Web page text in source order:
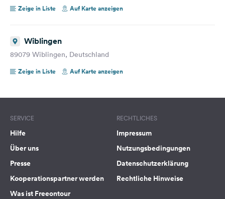
Zeige in Liste
Auf Karte anzeigen
Wiblingen
89079 Wiblingen, Deutschland
Zeige in Liste
Auf Karte anzeigen
SERVICE
Hilfe
Über uns
Presse
Kooperationspartner werden
Was ist Freeontour
RECHTLICHES
Impressum
Nutzungsbedingungen
Datenschutzerklärung
Rechtliche Hinweise